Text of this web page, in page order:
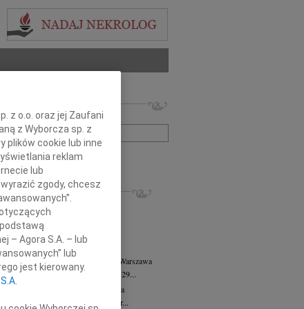
lub numer ogłoszenia:
+ szukanie zaawansowane
Warszawa
Wydziału dr hab. Julii Kubisie,...
Warszawa
i dzielnej Marylce Butruk...
Duniec
Warszawa
żalem przyjęliśmy wiadomość, że 29...
Kościelska
Warszawa
3 sierpnia 2026 roku zmarła Profesor...
z o.o. oraz jej Zaufani
z Wyborcza sp. z
plików cookie lub inne
reklam
lub
zgody, chcesz
– Agora S.A. – lub
lub
jest kierowany.